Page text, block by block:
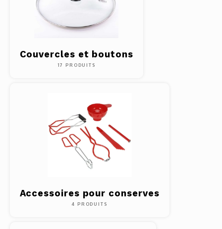
Couvercles et boutons
17 PRODUITS
Accessoires pour conserves
4 PRODUITS